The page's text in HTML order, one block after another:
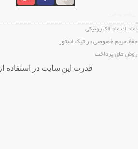
نماد اعتماد الکترونیکی
حفظ حریم خصوصی در تیک استور
روش های پرداخت
قدرت اين سايت در استفاده از